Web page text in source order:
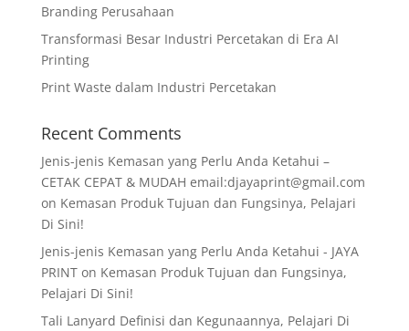
Branding Perusahaan
Transformasi Besar Industri Percetakan di Era AI
Printing
Print Waste dalam Industri Percetakan
Recent Comments
Jenis-jenis Kemasan yang Perlu Anda Ketahui –
CETAK CEPAT & MUDAH email:djayaprint@gmail.com
on Kemasan Produk Tujuan dan Fungsinya, Pelajari
Di Sini!
Jenis-jenis Kemasan yang Perlu Anda Ketahui - JAYA
PRINTon Kemasan Produk Tujuan dan Fungsinya,
Pelajari Di Sini!
Tali Lanyard Definisi dan Kegunaannya, Pelajari Di